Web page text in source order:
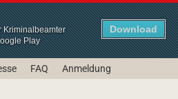
Kriminalbeamter
Play
Download
FAQ Anmeldung